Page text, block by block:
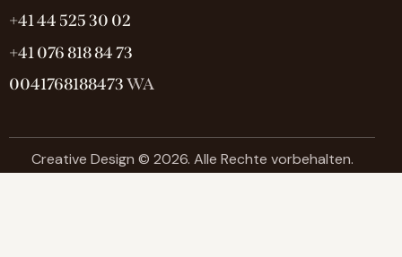
+41 44 525 30 02
+41 076 818 84 73
0041768188473WA
Creative Design © 2026. Alle Rechte vorbehalten.